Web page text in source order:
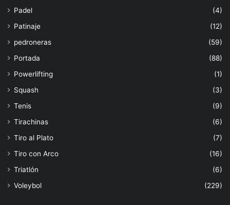
Padel
(4)
Patinaje
(12)
pedroneras
(59)
Portada
(88)
Powerlifting
(1)
Squash
(3)
Tenis
(9)
Tirachinas
(6)
Tiro al Plato
(7)
Tiro con Arco
(16)
Triatlón
(6)
Voleybol
(229)